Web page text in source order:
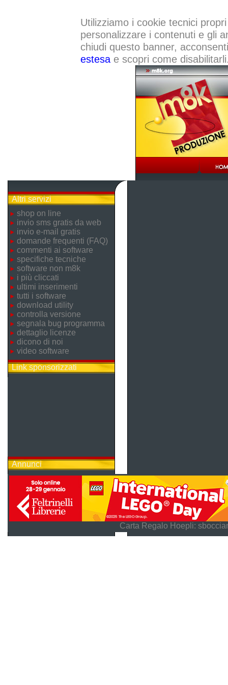
Utilizziamo i cookie tecnici
personalizzare i contenuti e gli
chiudi questo banner,
estesae scopri come
Altri servizi
shop on line
invio sms gratis da web
invio e-mail gratis
domande frequenti (FAQ)
commenti ai software
specifiche tecniche
software non m8k
i più cliccati
ultimi inserimenti
tutti i software
download utility
controlla versione
segnala bug programma
dettaglio licenze
dicono di noi
video software
Link sponsorizzati
Annunci
Carta Regalo Hoepli: